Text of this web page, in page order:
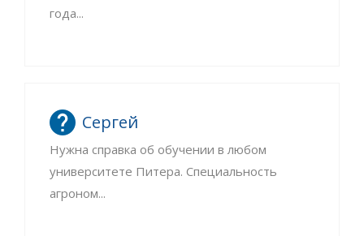
года...
Сергей
Нужна справка об обучении в любом
университете Питера. Специальность
агроном...